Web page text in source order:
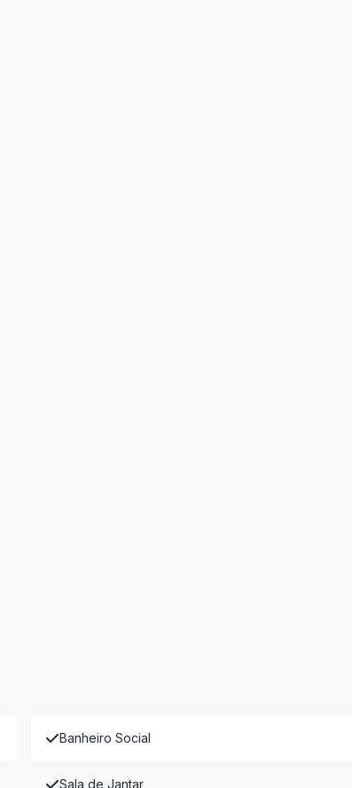
Banheiro Social
Sala de Jantar